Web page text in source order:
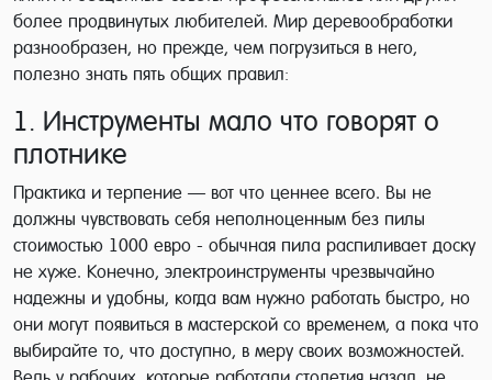
более продвинутых любителей. Мир деревообработки
разнообразен, но прежде, чем погрузиться в него,
полезно знать пять общих правил:
1. Инструменты мало что говорят о
плотнике
Практика и терпение — вот что ценнее всего. Вы не
должны чувствовать себя неполноценным без пилы
стоимостью 1000 евро - обычная пила распиливает доску
не хуже. Конечно, электроинструменты чрезвычайно
надежны и удобны, когда вам нужно работать быстро, но
они могут появиться в мастерской со временем, а пока что
выбирайте то, что доступно, в меру своих возможностей.